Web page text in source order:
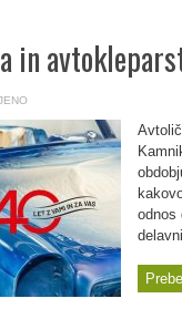
odnos